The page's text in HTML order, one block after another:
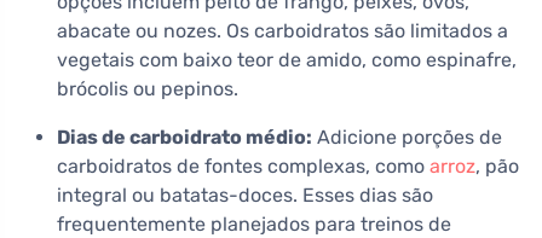
abacate ou nozes. Os carboidratos são limitados a
vegetais com baixo teor de amido, como espinafre,
brócolis ou pepinos.
Dias de carboidrato médio: Adicione porções de
carboidratos de fontes complexas, como arroz, pão
integral ou batatas-doces. Esses dias são
frequentemente planejados para treinos de